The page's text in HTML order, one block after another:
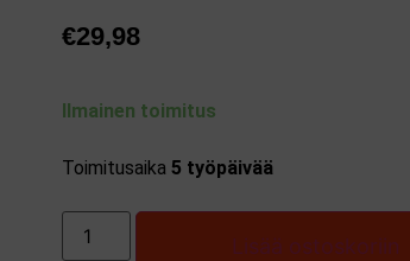
€29,98
Ilmainen toimitus
Toimitusaika 5 työpäivää
Lisää ostoskoriin